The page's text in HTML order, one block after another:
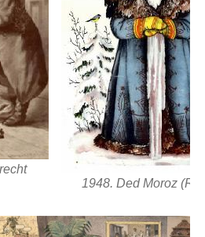
1948. Ded Moroz